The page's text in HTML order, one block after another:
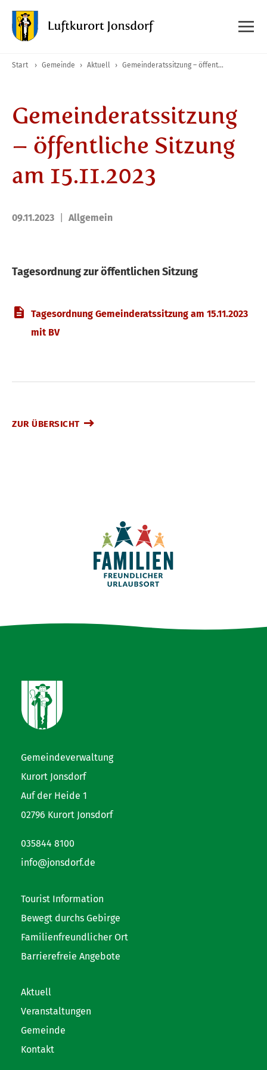
Start › Gemeinde › Aktuell › Gemeinderatssitzung – öffentliche Sitzung am 15.11.2023
Gemeinderatssitzung
– öffentliche Sitzung
am 15.11.2023
09.11.2023 Allgemein
Tagesordnung zur öffentlichen Sitzung
Tagesordnung Gemeinderatssitzung am 15.11.2023
mit BV
ZUR ÜBERSICHT
Gemeindeverwaltung
Kurort Jonsdorf
Auf der Heide 1
02796 Kurort Jonsdorf
035844 8100
info@jonsdorf.de
Tourist Information
Bewegt durchs Gebirge
Familienfreundlicher Ort
Barrierefreie Angebote
Aktuell
Veranstaltungen
Gemeinde
Kontakt